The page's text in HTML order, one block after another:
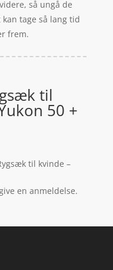
så ungå de
tage så lang tid
frem.
til
50 +
til kvinde –
en anmeldelse.